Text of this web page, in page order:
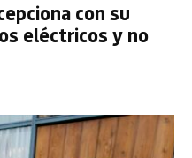
con su
eléctricos y no